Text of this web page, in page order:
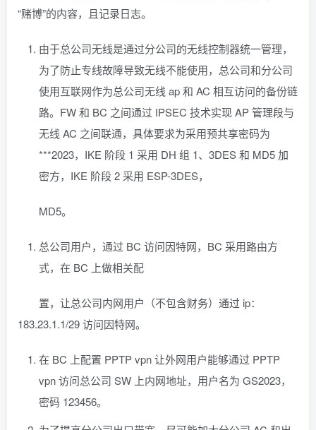
“赌博”的内容，且记录日志。
由于总公司无线是通过分公司的无线控制器统一管理，
为了防止专线故障导致无线不能使用，总公司和分公司
使用互联网作为总公司无线 ap 和 AC 相互访问的备份链
路。FW 和 BC 之间通过 IPSEC 技术实现 AP 管理段与
无线 AC 之间联通，具体要求为采用预共享密码为
***2023，IKE 阶段 1 采用 DH 组 1、3DES 和 MD5 加
密方，IKE 阶段 2 采用 ESP-3DES，
MD5。
总公司用户，通过 BC 访问因特网，BC 采用路由方
式，在 BC 上做相关配
置，让总公司内网用户（不包含财务）通过 ip：
183.23.1.1/29 访问因特网。
在 BC 上配置 PPTP vpn 让外网用户能够通过 PPTP
vpn 访问总公司 SW 上内网地址，用户名为 GS2023，
密码 123456。